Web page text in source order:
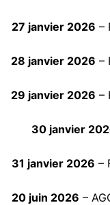
27 janvier 2026 –
28 janvier 2026 –
29 janvier 2026 –
30 janvier
31 janvier 2026 –
20 juin 2026 –